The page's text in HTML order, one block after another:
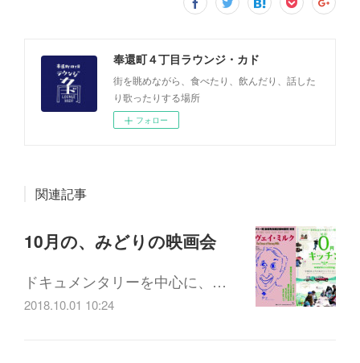
奉還町４丁目ラウンジ・カド
街を眺めながら、食べたり、飲んだり、話した
り歌ったりする場所
フォロー
関連記事
10月の、みどりの映画会
ドキュメンタリーを中心に、…
2018.10.01 10:24